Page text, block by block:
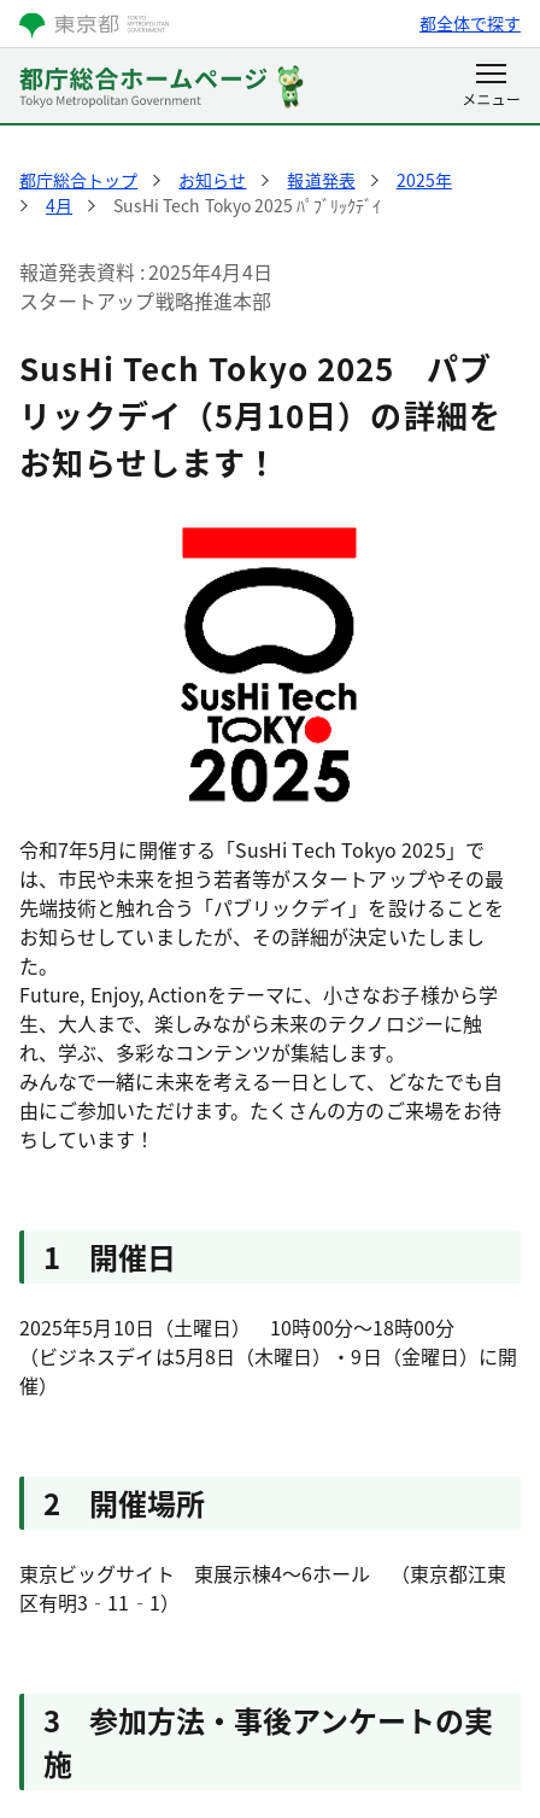
都全体で探す
都庁総合トップ お知らせ 報道発表
2025年
4月
SusHi Tech Tokyo 2025 ﾊﾟﾌﾞﾘｯｸﾃﾞｲ
報道発表資料 2025年4月4日
スタートアップ戦略推進本部
SusHi Tech Tokyo 2025 パブ
リックデイ（5月10日）の詳細を
お知らせします！
令和7年5月に開催する「SusHi Tech Tokyo 2025」で
は、市民や未来を担う若者等がスタートアップやその最
先端技術と触れ合う「パブリックデイ」を設けることを
お知らせしていましたが、その詳細が決定いたしまし
た。
Future, Enjoy, Actionをテーマに、小さなお子様から学
生、大人まで、楽しみながら未来のテクノロジーに触
れ、学ぶ、多彩なコンテンツが集結します。
みんなで一緒に未来を考える一日として、どなたでも自
由にご参加いただけます。たくさんの方のご来場をお待
ちしています！
1 開催日
2025年5月10日（土曜日） 10時00分～18時00分
（ビジネスデイは5月8日（木曜日）・9日（金曜日）に開
催）
2 開催場所
東京ビッグサイト 東展示棟4～6ホール （東京都江東
区有明3‐11‐1）
3 参加方法・事後アンケートの実
施